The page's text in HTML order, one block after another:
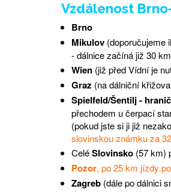
Vzdálenost
Brno
Mikulov(doporučujeme
- dálnice začíná již 30
Wien(již před Vídní je
Graz (na dálniční
Spielfeld/Šentilj -
přechodem u čerpací
(pokud jste si ji již
slovinskou známku za
CeléSlovinsko(57 km)
Pozor, po 25 km jízdy
Zagreb(dále po dálnici